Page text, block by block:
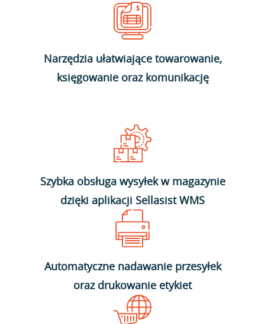
Narzędzia ułatwiające towarowanie,
księgowanie oraz komunikację
Szybka obsługa wysyłek w magazynie
dzięki aplikacji Sellasist WMS
Automatyczne nadawanie przesyłek
oraz drukowanie etykiet